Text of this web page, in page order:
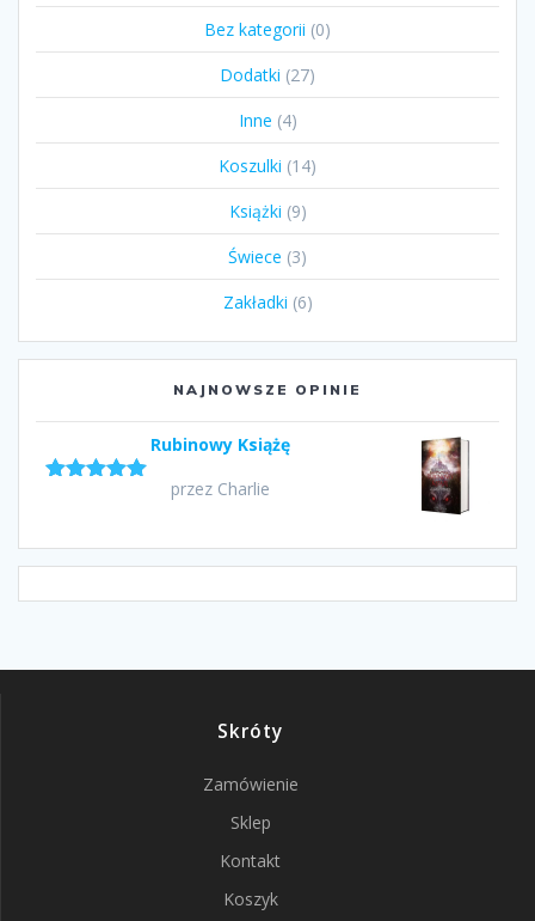
Bez kategorii (0)
Dodatki (27)
Inne (4)
Koszulki (14)
Książki (9)
Świece (3)
Zakładki (6)
NAJNOWSZE OPINIE
Rubinowy Książę
przez Charlie
Skróty
Zamówienie
Sklep
Kontakt
Koszyk